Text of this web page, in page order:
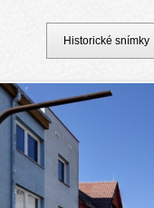
Historické snímky